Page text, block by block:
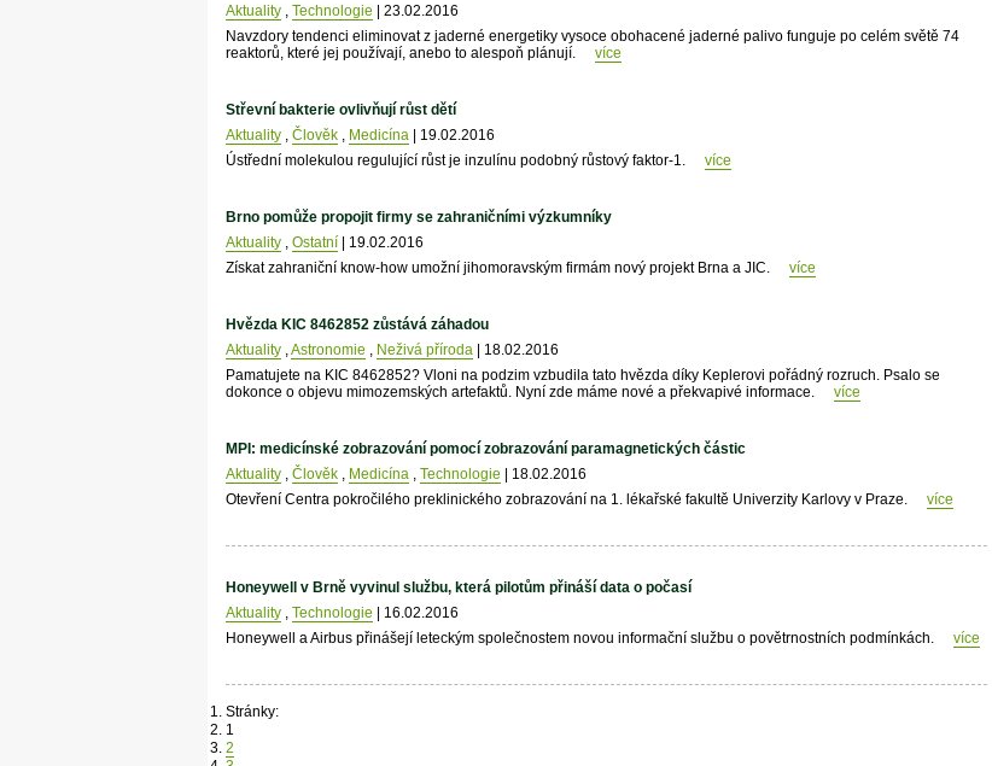
Aktuality, Technologie | 23.02.2016
Navzdory tendenci eliminovat z jaderné energetiky vysoce obohacené jaderné palivo funguje po celém světě 74
reaktorů, které jej používají, anebo to alespoň plánují.
více
Střevní bakterie ovlivňují růst dětí
Aktuality, Člověk, Medicína| 19.02.2016
Ústřední molekulou regulující růst je inzulínu podobný růstový faktor-1.
více
Brno pomůže propojit firmy se zahraničními výzkumníky
Aktuality, Ostatní| 19.02.2016
Získat zahraniční know-how umožní jihomoravským firmám nový projekt Brna a JIC.
více
Hvězda KIC 8462852 zůstává záhadou
Aktuality,Astronomie , Neživá příroda| 18.02.2016
Pamatujete na KIC 8462852? Vloni na podzim vzbudila tato hvězda díky Keplerovi pořádný rozruch. Psalo se
dokonce o objevu mimozemských artefaktů. Nyní zde máme nové a překvapivé informace.
více
MPI: medicínské zobrazování pomocí zobrazování paramagnetických částic
Aktuality, Člověk, Medicína, Technologie | 18.02.2016
Otevření Centra pokročilého preklinického zobrazování na 1. lékařské fakultě Univerzity Karlovy v Praze.
více
Honeywell v Brně vyvinul službu, která pilotům přináší data o počasí
Aktuality, Technologie | 16.02.2016
Honeywell a Airbus přinášejí leteckým společnostem novou informační službu o povětrnostních podmínkách.
více
Stránky:
1
2